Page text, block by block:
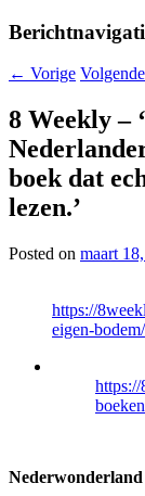
← Vorige Volgende
8 Weekly –
boek dat
lezen.’
Posted on maart
https://
eigen-bodem/
https://